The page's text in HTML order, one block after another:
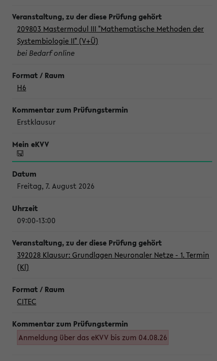
209803 Mastermodul III "Mathematische Methoden der
Systembiologie II" (V+Ü)
bei Bedarf online
H6
Erstklausur
Freitag, 7. August 2026
09:00-13:00
392028 Klausur: Grundlagen Neuronaler Netze - 1. Termin
(Kl)
CITEC
Anmeldung über das eKVV bis zum 04.08.26